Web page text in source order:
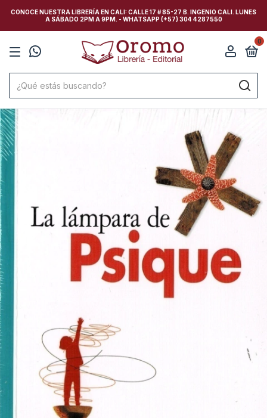
CONOCE NUESTRA LIBRERÍA EN CALI: CALLE 17 # 85-27 B. INGENIO CALI. LUNES
A SÁBADO 2PM A 9PM. - WHATSAPP (+57) 304 4287550
0